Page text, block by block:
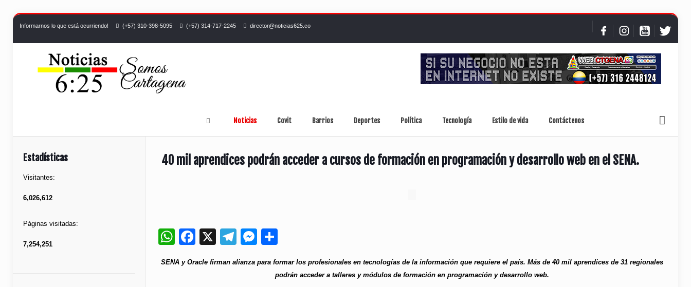
Informarnos lo que está ocurriendo! (+57) 310-398-5095 (+57) 314-717-2245 director@noticias625.co
Noticias Covit Barrios Deportes Política Tecnología Estilo de vida Contáctenos
40 mil aprendices podrán acceder a cursos de formación en programación y desarrollo web en el SENA.
WhatsApp
Facebook
X Telegram
Messenger
SENA y Oracle firman alianza para formar los profesionales en tecnologías de la información que requiere el país. Más de 40 mil aprendices de 31 regionales
podrán acceder a talleres y módulos de formación en programación y desarrollo web.
Estadísticas
Visitantes:
6,026,612
Páginas visitadas:
7,254,251